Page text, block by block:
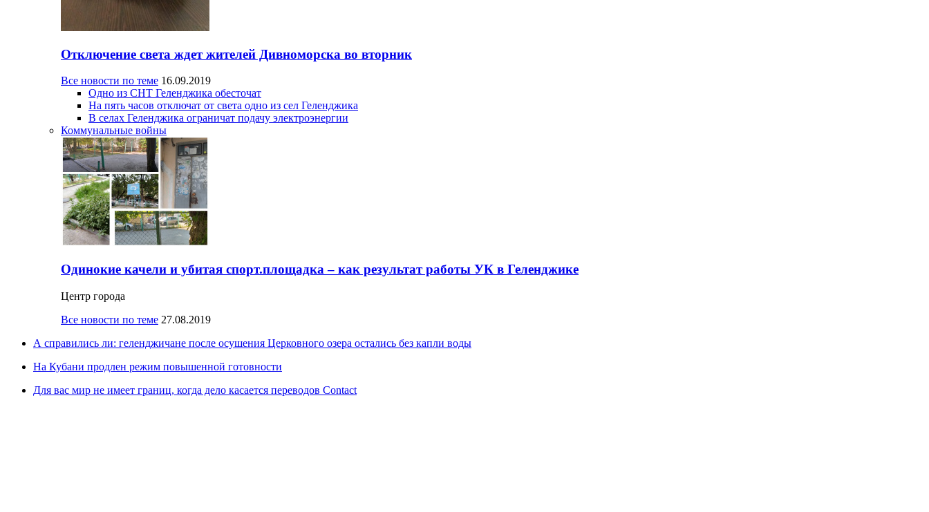
Отключение света ждет жителей Дивноморска во вторник
Все новости по теме 16.09.2019
Одно из СНТ Геленджика обесточат
На пять часов отключат от света одно из сел Геленджика
В селах Геленджика ограничат подачу электроэнергии
Коммунальные войны
Одинокие качели и убитая спорт.площадка – как результат работы УК в Геленджике
Центр города
Все новости по теме 27.08.2019
А справились ли: геленджичане после осушения Церковного озера остались без капли воды
На Кубани продлен режим повышенной готовности
Для вас мир не имеет границ, когда дело касается переводов Contaсt